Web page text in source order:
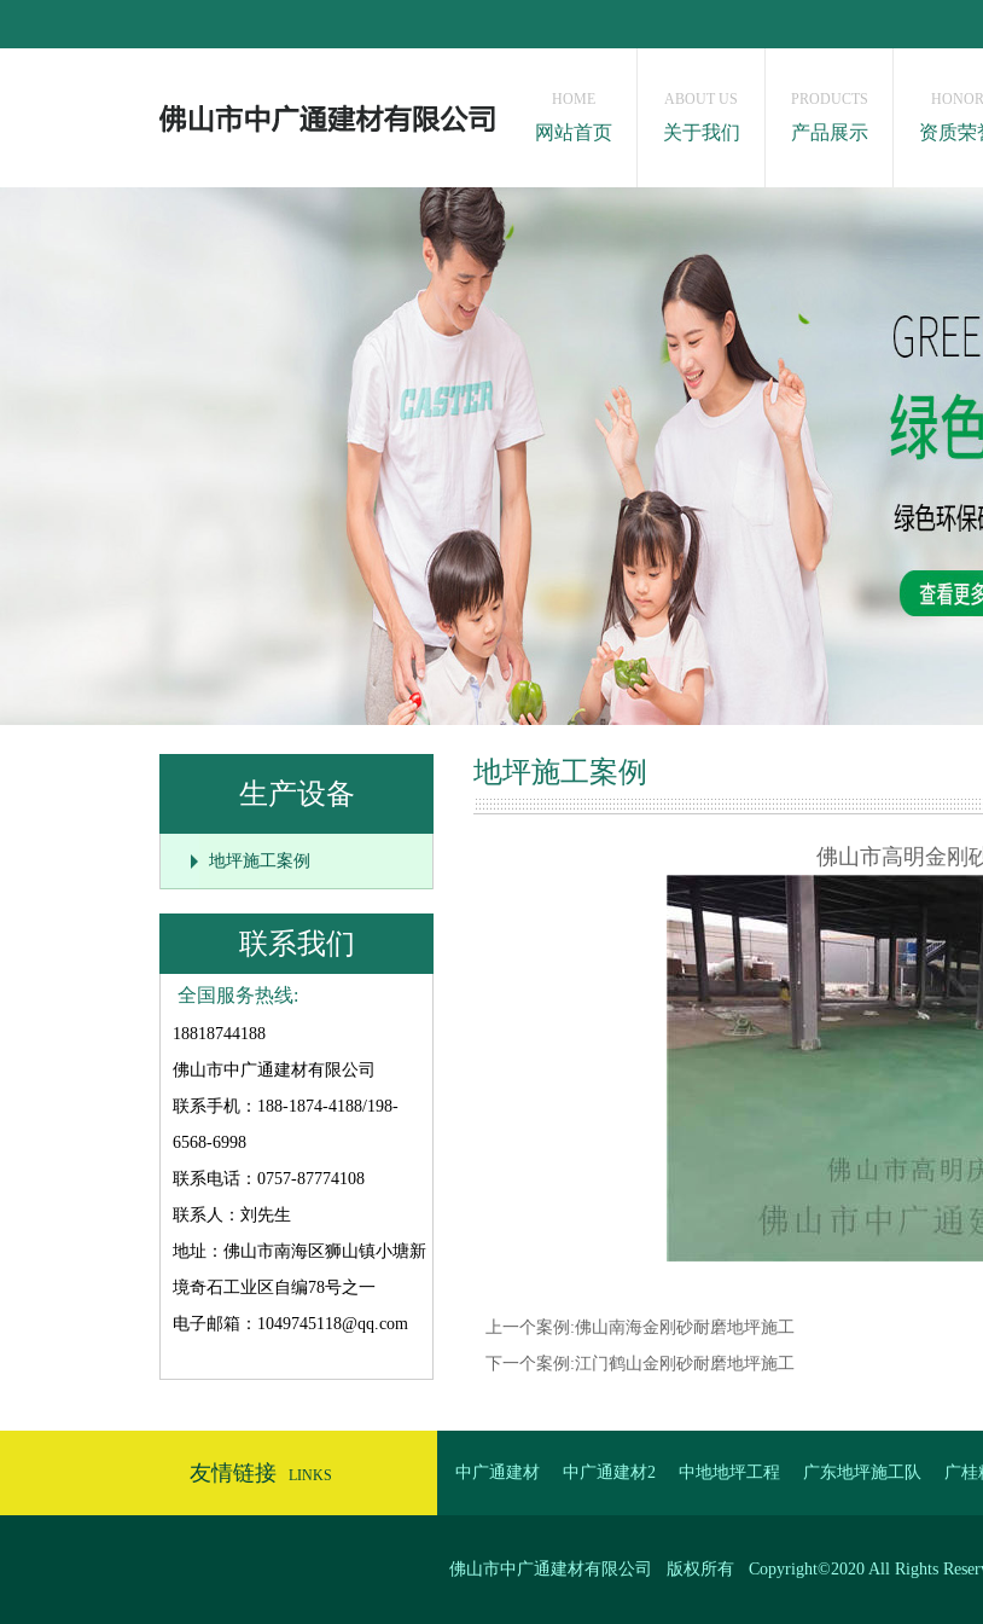
HOME
网站首页
ABOUT US
关于我们
PRODUCTS
产品展示
HONOR
资质荣
生产设备
地坪施工案例
联系我们
全国服务热线:
18818744188
佛山市中广通建材有限公司
联系手机：188-1874-4188/198-
6568-6998
联系电话：0757-87774108
联系人：刘先生
地址：佛山市南海区狮山镇小塘新
境奇石工业区自编78号之一
电子邮箱：1049745118@qq.com
地坪施工案例
佛山市高明金刚
上一个案例:佛山南海金刚砂耐磨地坪施工
下一个案例:江门鹤山金刚砂耐磨地坪施工
友情链接 LINKS 中广通建材 中广通建材2 中地地坪工程 广东地坪施工队 广桂
佛山市中广通建材有限公司 版权所有 Copyright©2020 All Rights